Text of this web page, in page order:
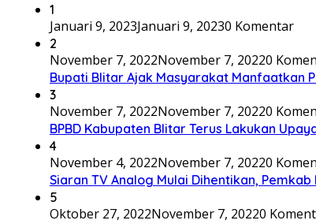
1
Januari 9, 2023Januari 9, 20230 Komentar
2
November 7, 2022November 7, 20220
Bupati Blitar Ajak Masyarakat Manfaatkan
3
November 7, 2022November 7, 20220
BPBD Kabupaten Blitar Terus Lakukan
4
November 4, 2022November 7, 20220
Siaran TV Analog Mulai Dihentikan,
5
Oktober 27, 2022November 7, 20220